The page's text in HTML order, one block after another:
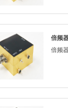
倍频
倍频